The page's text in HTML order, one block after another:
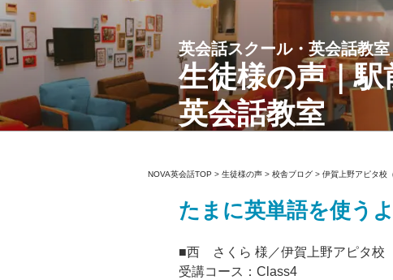
コ
ン
テ
ン
へ
ス
英会話スクール・英会話教室
生徒様の声｜
英会話教室
NOVA英会話TOP > 生徒様の声 > 校舎ブログ > 伊賀上野アピタ校
たまに英単語を使う
■西 さくら 様／伊賀上野アピタ校
受講コース：Class4